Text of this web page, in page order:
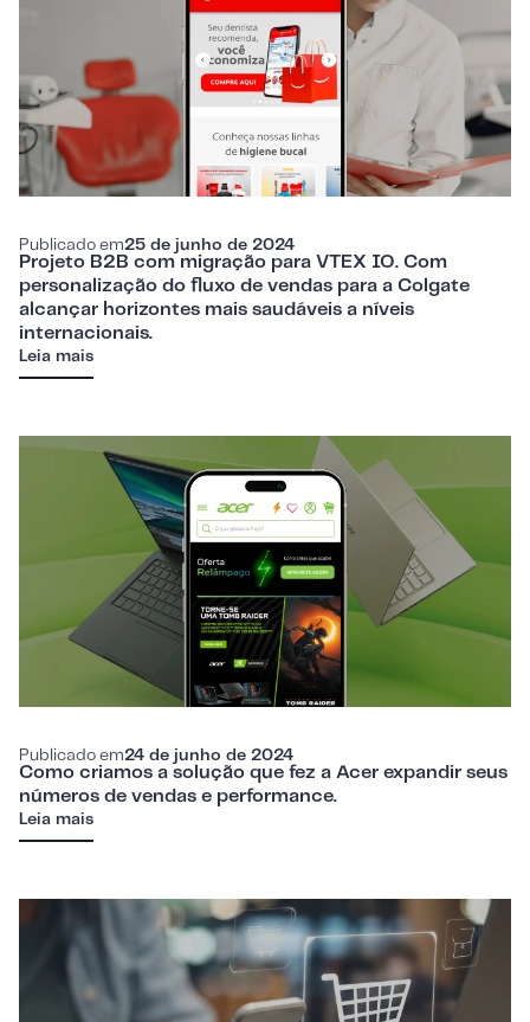
Publicado em25 de junho de 2024
Projeto B2B com migração para VTEX IO. Com
personalização do fluxo de vendas para a Colgate
alcançar horizontes mais saudáveis a níveis
internacionais.
Leia mais
Publicado em24 de junho de 2024
Como criamos a solução que fez a Acer expandir seus
números de vendas e performance.
Leia mais